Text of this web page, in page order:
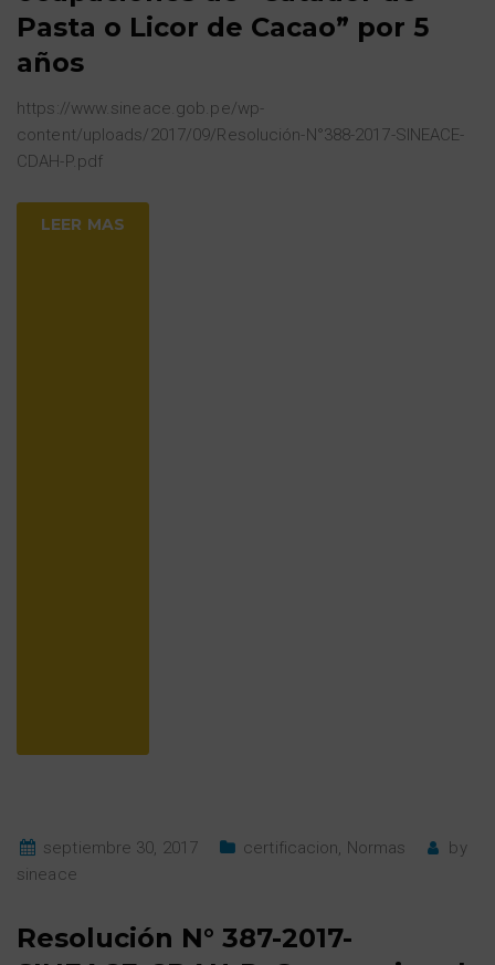
Pasta o Licor de Cacao” por 5
años
https://www.sineace.gob.pe/wp-
content/uploads/2017/09/Resolución-N°388-2017-SINEACE-
CDAH-P.pdf
LEER MAS
septiembre 30, 2017 certificacion, Normas
by
sineace
Resolución N° 387-2017-